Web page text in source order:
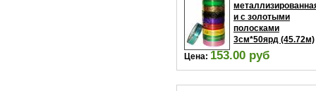
и с золотыми
полосками
3см*50ярд (45.72м)
Цена: 153.00 руб
В